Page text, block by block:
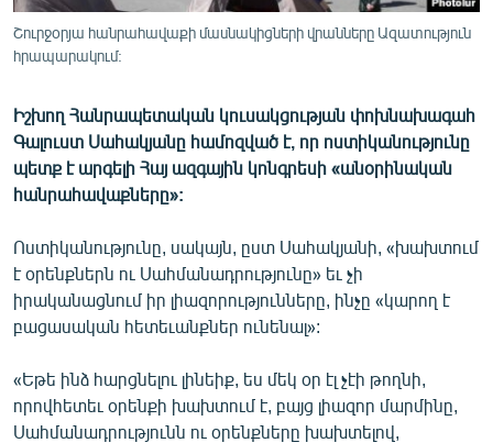
ԱՐԽԻՎ
ԲԱՆԱՎԵՃ
ՁԳՏԵԼՈՎ ԼԱՎԱԳՈՒՅՆԻՆ
Հայերեն
English
ՀԵՏԵՎԵՔ ՄԵԶ
Շուրջօրյա հանրահավաքի մասնակիցների վրանները Ազատություն
հրապարակում:
Իշխող Հանրապետական կուսակցության փոխնախագահ
Գալուստ Սահակյանը համոզված է, որ ոստիկանությունը
պետք է արգելի Հայ ազգային կոնգրեսի «անօրինական
հանրահավաքները»:
Ոստիկանությունը, սակայն, ըստ Սահակյանի, «խախտում
է օրենքներն ու Սահմանադրությունը» եւ չի
իրականացնում իր լիազորությունները, ինչը «կարող է
բացասական հետեւանքներ ունենալ»:
«Եթե ինձ հարցնելու լինեիք, ես մեկ օր էլ չէի թողնի,
որովհետեւ օրենքի խախտում է, բայց լիազոր մարմինը,
Սահմանադրությունն ու օրենքները խախտելով,